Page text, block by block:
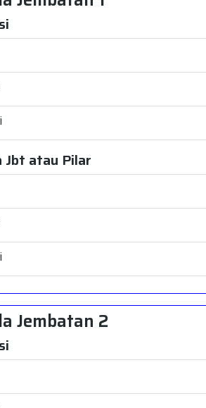
Jbt atau Pilar
Jembatan 2